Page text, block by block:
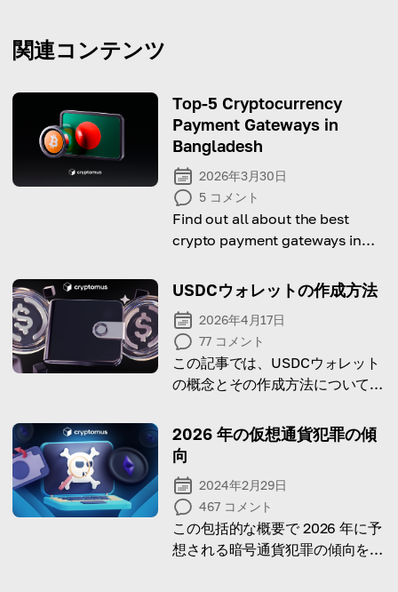
関連コンテンツ
Top-5 Cryptocurrency
Payment Gateways in
Bangladesh
2026年3月30日
5 コメント
Find out all about the best
crypto payment gateways in
USDCウォレットの作成方法
2026年4月17日
77 コメント
この記事では、USDCウォレット
の概念とその作成方法について説
2026 年の仮想通貨犯罪の傾
向
2024年2月29日
467 コメント
この包括的な概要で 2026 年に予
想される暗号通貨犯罪の傾向を特